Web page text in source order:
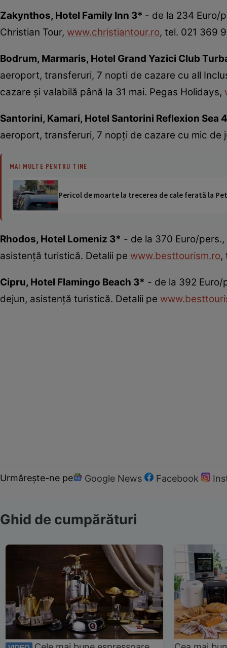
Zakynthos, Hotel Family Inn 3* - de la 234 Euro/
Christian Tour, www.christiantour.ro, tel. 021 369
Bodrum, Marmaris, Hotel Grand Yazici Club
aeroport, transferuri, 7 nopti de cazare cu all
cazare şi valabilă până la 31 mai. Pegas Holidays,
Santorini, Kamari, Hotel Santorini Reflexion Sea
aeroport, transferuri, 7 nopţi de cazare cu mic de
MAI MULTE PENTRU TINE
Pericol de moarte la trecerea de cale ferată la
Rhodos, Hotel Lomeniz 3* - de la 370 Euro/
asistenţă turistică. Detalii pe www.besttourism.ro,
Cipru, Hotel Flamingo Beach 3* - de la 392
dejun, asistenţă turistică. Detalii pe
Urmărește-ne pe Google News Facebook
Ghid de cumpărături